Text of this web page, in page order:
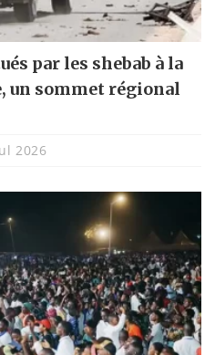
par les shebab à la
un sommet régional
2026